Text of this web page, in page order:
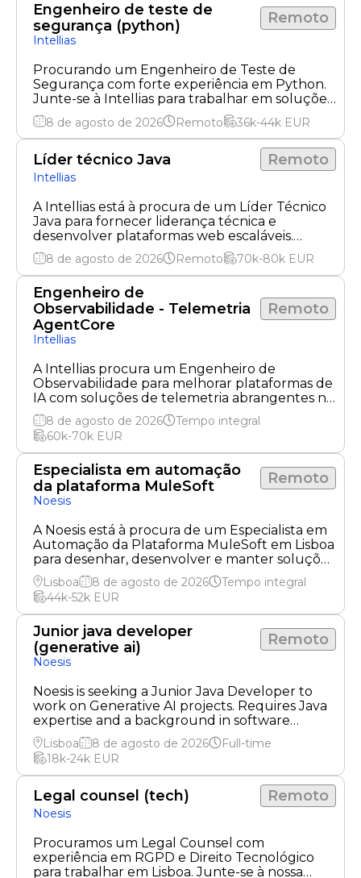
Engenheiro de teste de
segurança (python)
Remoto
Intellias
Procurando um Engenheiro de Teste de
Segurança com forte experiência em Python.
Junte-se à Intellias para trabalhar em soluções
de segurança inovadoras!
8 de agosto de 2026 Remoto 36k-44k EUR
Líder técnico Java Remoto
Intellias
A Intellias está à procura de um Líder Técnico
Java para fornecer liderança técnica e
desenvolver plataformas web escaláveis.
Trabalho remoto disponível.
8 de agosto de 2026 Remoto 70k-80k EUR
Engenheiro de
Observabilidade - Telemetria
AgentCore
Remoto
Intellias
A Intellias procura um Engenheiro de
Observabilidade para melhorar plataformas de
IA com soluções de telemetria abrangentes na
AWS.
8 de agosto de 2026
Tempo integral
60k-70k EUR
Especialista em automação
da plataforma MuleSoft
Remoto
Noesis
A Noesis está à procura de um Especialista em
Automação da Plataforma MuleSoft em Lisboa
para desenhar, desenvolver e manter soluções
de automação e otimizar operações da
plataforma.
Lisboa 8 de agosto de 2026
Tempo integral
44k-52k EUR
Junior java developer
(generative ai)
Remoto
Noesis
Noesis is seeking a Junior Java Developer to
work on Generative AI projects. Requires Java
expertise and a background in software
quality.
Lisboa 8 de agosto de 2026
Full-time
18k-24k EUR
Legal counsel (tech) Remoto
Noesis
Procuramos um Legal Counsel com
experiência em RGPD e Direito Tecnológico
para trabalhar em Lisboa. Junte-se à nossa